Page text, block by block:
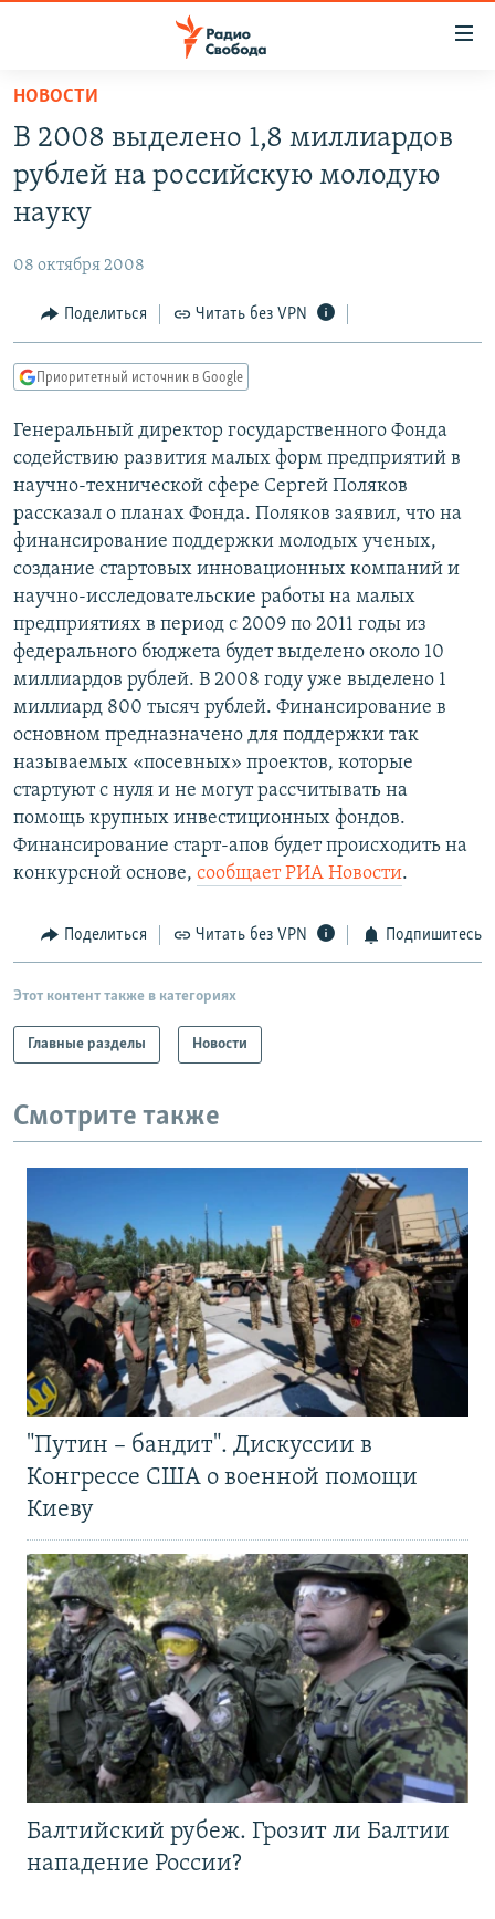
упрощенного
доступа
Вернуться
основному
Вернутся
Вернутся
поиску
ПОДКАСТЫ
АВТОРСКИЕ ПРОЕКТЫ
МНЕНИЯ
КУЛЬТУРА
КАВКАЗ.РЕАЛИИ
СЕВЕР.РЕАЛИИ
СИБИРЬ.РЕАЛИИ
РАСПИСАНИЕ ВЕЩАНИЯ
ПОДПИШИТЕСЬ НА РАССЫЛКУ
Все сайты РСЕ/РС
НОВОСТИ
В 2008 выделено 1,8 миллиардов
рублей на российскую молодую
науку
08 октября 2008
Поделиться Читать без VPN
Приоритетный источник в Google
Генеральный директор государственного Фонда
содействию развития малых форм предприятий в
научно-технической сфере Сергей Поляков
рассказал о планах Фонда. Поляков заявил, что на
финансирование поддержки молодых ученых,
создание стартовых инновационных компаний и
научно-исследовательские работы на малых
предприятиях в период с 2009 по 2011 годы из
федерального бюджета будет выделено около 10
миллиардов рублей. В 2008 году уже выделено 1
миллиард 800 тысяч рублей. Финансирование в
основном предназначено для поддержки так
называемых «посевных» проектов, которые
стартуют с нуля и не могут рассчитывать на
помощь крупных инвестиционных фондов.
Финансирование старт-апов будет происходить на
конкурсной основе, сообщает РИА Новости.
Поделиться Читать без VPN Подпишитесь
Этот контент также в категориях
Главные разделы Новости
Смотрите также
"Путин – бандит". Дискуссии в
Конгрессе США о военной помощи
Киеву
Балтийский рубеж. Грозит ли Балтии
нападение России?